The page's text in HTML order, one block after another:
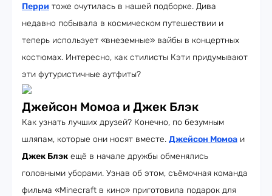
Перри тоже очутилась в нашей подборке. Дива
недавно побывала в космическом путешествии и
теперь использует «внеземные» вайбы в концертных
костюмах. Интересно, как стилисты Кэти придумывают
эти футуристичные аутфиты?
Джейсон Момоа и Джек Блэк
Как узнать лучших друзей? Конечно, по безумным
шляпам, которые они носят вместе. Джейсон Момоа и
Джек Блэк ещё в начале дружбы обменялись
головными уборами. Узнав об этом, съёмочная команда
фильма «Minecraft в кино» приготовила подарок для